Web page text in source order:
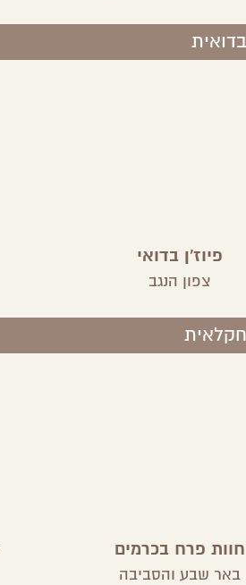
פיוז'ן בדואי
צפון הנגב
חקלאית
חוות פרח בכרמים
באר שבע והסביבה